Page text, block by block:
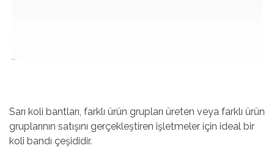
Sarı koli bantları, farklı ürün grupları üreten veya farklı ürün
gruplarının satışını gerçekleştiren işletmeler için ideal bir
koli bandı çeşididir.